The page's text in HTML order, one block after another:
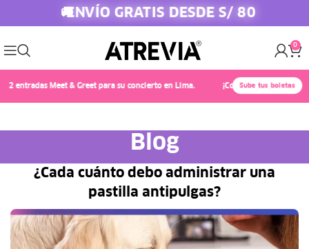
🚚ENVÍO GRATIS DESDE S/ 80
0
Meet & Greet para su concierto en Lima. ¡Conoce a Chayanne! 🎤✨
Sube tus boletas
Blog
¿Cada cuánto debo administrar una
pastilla antipulgas?